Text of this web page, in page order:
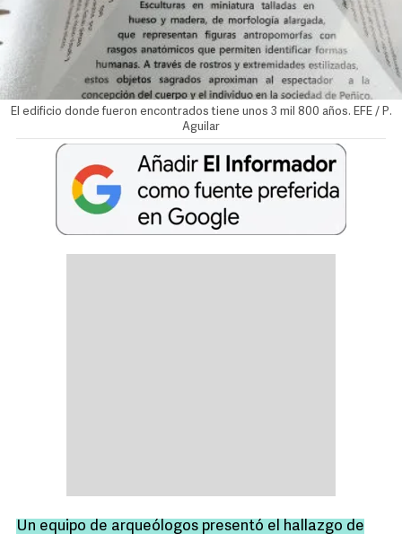
El edificio donde fueron encontrados tiene unos 3 mil 800 años. EFE / P.
Aguilar
Un equipo de arqueólogos presentó el hallazgo de